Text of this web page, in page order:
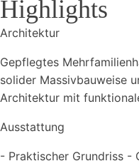
Highlights
Architektur
Gepflegtes
solider Massivbauweise
Architektur mit
Ausstattung
- Praktischer Grundriss -